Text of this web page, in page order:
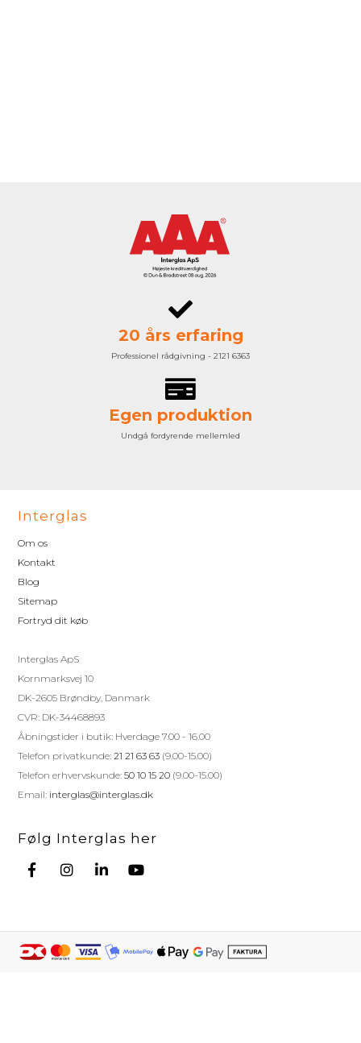
20 års erfaring
Professionel rådgivning - 2121 6363
Egen produktion
Undgå fordyrende mellemled
Interglas
Om os
Kontakt
Blog
Sitemap
Fortryd dit køb
Interglas ApS
Kornmarksvej 10
DK-2605 Brøndby, Danmark
CVR: DK-34468893
Åbningstider i butik: Hverdage 7.00 - 16.00
Telefon privatkunde:21 21 63 63 (9.00-15.00)
Telefon erhvervskunde:50 10 15 20 (9.00-15.00)
Email: interglas@interglas.dk
Følg Interglas her